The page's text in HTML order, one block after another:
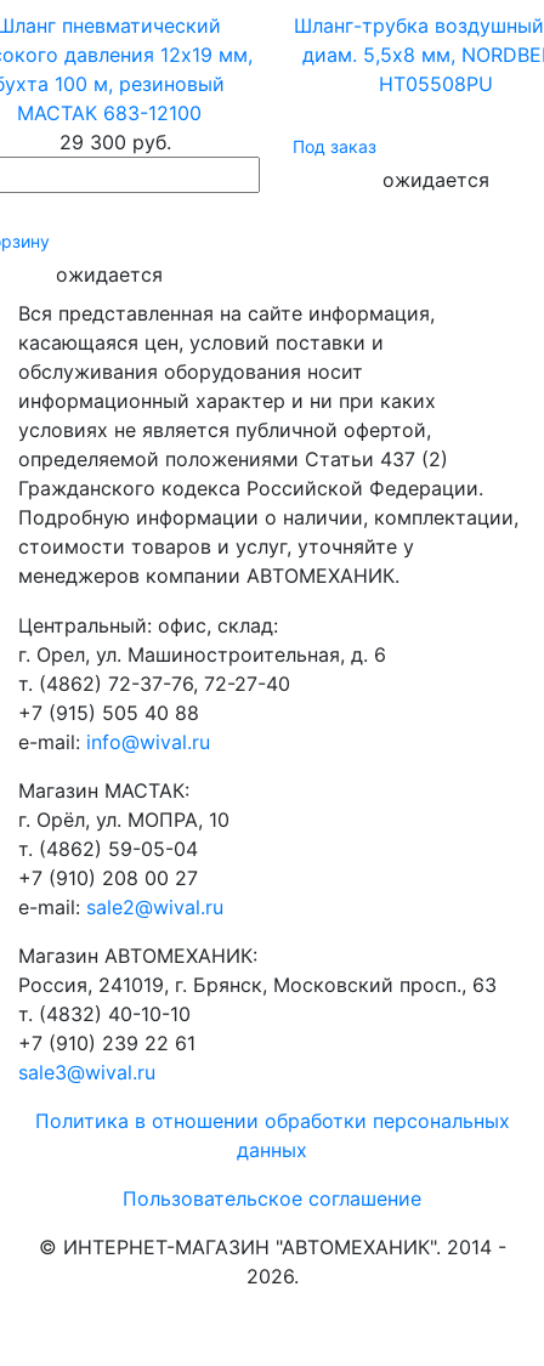
пневматический
давления 12х19 мм,
100 м, резиновый
МАСТАК 683-12100
29 300 руб.
ожидается
Шланг-трубка
диам. 5,5х8 мм,
HT05508PU
Под заказ
ожидается
Вся представленная на сайте информация,
касающаяся цен, условий поставки и
обслуживания оборудования носит
информационный характер и ни при каких
условиях не является публичной офертой,
определяемой положениями Статьи 437 (2)
Гражданского кодекса Российской Федерации.
Подробную информации о наличии, комплектации,
стоимости товаров и услуг, уточняйте у
менеджеров компании АВТОМЕХАНИК.
​Центральный: офис, склад:
г. Орел, ул. Машиностроительная, д. 6
т. (4862) 72-37-76, 72-27-40
+7 (915) 505 40 88
e-mail: info@wival.ru
Магазин МАСТАК:
г. Орёл, ул. МОПРА, 10
т. (4862) 59-05-04
+7 (910) 208 00 27
e-mail: sale2@wival.ru
Магазин АВТОМЕХАНИК:
Россия, 241019, г. Брянск, Московский просп., 63
т. (4832) 40-10-10
+7 (910) 239 22 61
sale3@wival.ru
Политика в отношении обработки персональных
данных
Пользовательское соглашение
© ИНТЕРНЕТ-МАГАЗИН "АВТОМЕХАНИК". 2014 -
2026.